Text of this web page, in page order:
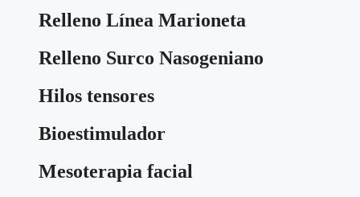
Relleno Línea Marioneta
Relleno Surco Nasogeniano
Hilos tensores
Bioestimulador
Mesoterapia facial